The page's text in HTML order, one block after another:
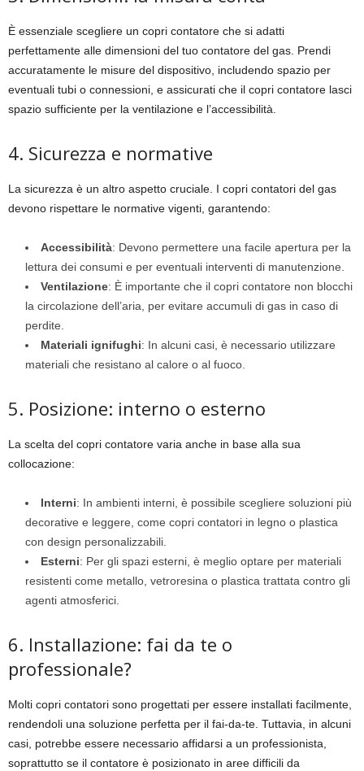
È essenziale scegliere un copri contatore che si adatti
perfettamente alle dimensioni del tuo contatore del gas. Prendi
accuratamente le misure del dispositivo, includendo spazio per
eventuali tubi o connessioni, e assicurati che il copri contatore lasci
spazio sufficiente per la ventilazione e l’accessibilità.
4. Sicurezza e normative
La sicurezza è un altro aspetto cruciale. I copri contatori del gas
devono rispettare le normative vigenti, garantendo:
Accessibilità: Devono permettere una facile apertura per la
lettura dei consumi e per eventuali interventi di manutenzione.
Ventilazione: È importante che il copri contatore non blocchi
la circolazione dell’aria, per evitare accumuli di gas in caso di
perdite.
Materiali ignifughi: In alcuni casi, è necessario utilizzare
materiali che resistano al calore o al fuoco.
5. Posizione: interno o esterno
La scelta del copri contatore varia anche in base alla sua
collocazione:
Interni: In ambienti interni, è possibile scegliere soluzioni più
decorative e leggere, come copri contatori in legno o plastica
con design personalizzabili.
Esterni: Per gli spazi esterni, è meglio optare per materiali
resistenti come metallo, vetroresina o plastica trattata contro gli
agenti atmosferici.
6. Installazione: fai da te o
professionale?
Molti copri contatori sono progettati per essere installati facilmente,
rendendoli una soluzione perfetta per il fai-da-te. Tuttavia, in alcuni
casi, potrebbe essere necessario affidarsi a un professionista,
soprattutto se il contatore è posizionato in aree difficili da